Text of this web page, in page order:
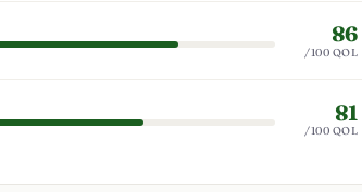
86
/100 QOL
81
/100 QOL